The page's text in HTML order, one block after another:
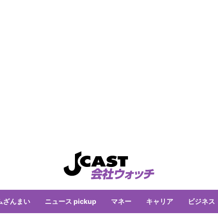
ざんまい ニュース pickup マネー キャリア ビジネス